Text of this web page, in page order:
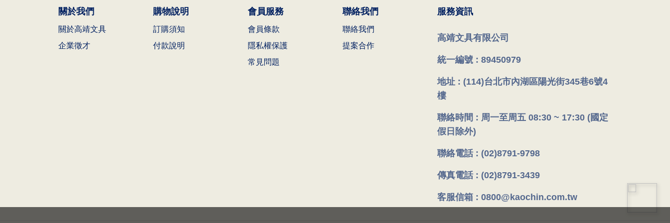
關於我們
關於高靖文具
企業徵才
購物說明
訂購須知
付款說明
會員服務
會員條款
隱私權保護
常見問題
聯絡我們
聯絡我們
提案合作
服務資訊
高靖文具有限公司
統一編號 : 89450979
地址 : (114)台北市內湖區陽光街345巷6號4
樓
聯絡時間 : 周一至周五 08:30 ~ 17:30 (國定
假日除外)
聯絡電話 : (02)8791-9798
傳真電話 : (02)8791-3439
客服信箱 : 0800@kaochin.com.tw